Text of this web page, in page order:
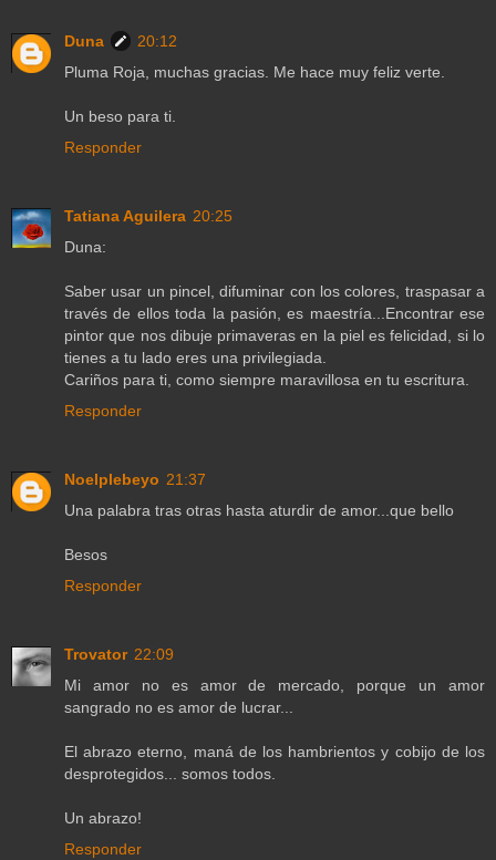
Duna
20:12
Pluma Roja, muchas gracias. Me hace muy feliz verte.
Un beso para ti.
Responder
Tatiana Aguilera 20:25
Duna:
Saber usar un pincel, difuminar con los colores, traspasar a
través de ellos toda la pasión, es maestría...Encontrar ese
pintor que nos dibuje primaveras en la piel es felicidad, si lo
tienes a tu lado eres una privilegiada.
Cariños para ti, como siempre maravillosa en tu escritura.
Responder
Noelplebeyo 21:37
Una palabra tras otras hasta aturdir de amor...que bello
Besos
Responder
Trovator 22:09
Mi amor no es amor de mercado, porque un amor
sangrado no es amor de lucrar...
El abrazo eterno, maná de los hambrientos y cobijo de los
desprotegidos... somos todos.
Un abrazo!
Responder